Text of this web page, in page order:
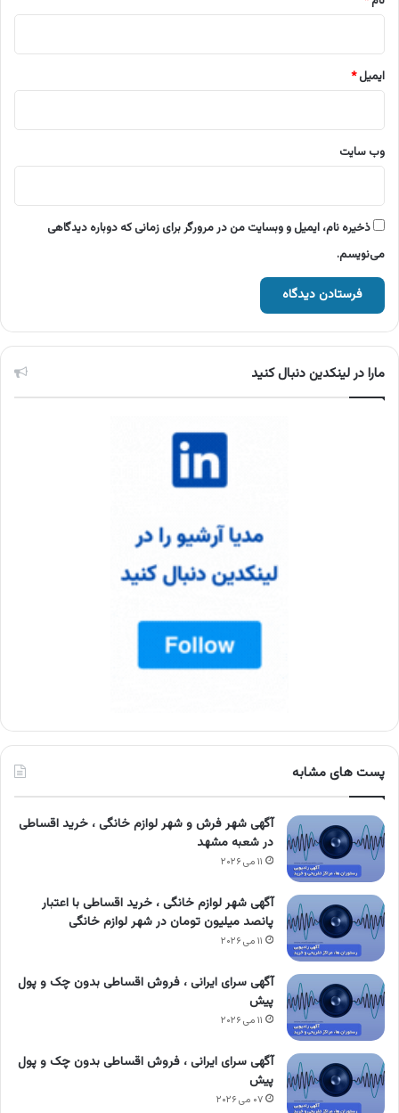
ایمیل*
وب‌ سایت
ذخیره نام، ایمیل و وبسایت من در مرورگر برای زمانی که دوباره دیدگاهی
می‌نویسم.
مارا در لینکدین دنبال کنید
پست های مشابه
آگهی شهر فرش و شهر لوازم خانگی ، خرید اقساطی
در شعبه مشهد
۱۱ می ۲۰۲۶
آگهی شهر لوازم خانگی ، خرید اقساطی با اعتبار
پانصد میلیون تومان در شهر لوازم خانگی
۱۱ می ۲۰۲۶
آگهی سرای ایرانی ، فروش اقساطی بدون چک و پول
پیش
۱۱ می ۲۰۲۶
آگهی سرای ایرانی ، فروش اقساطی بدون چک و پول
پیش
۰۷ می ۲۰۲۶